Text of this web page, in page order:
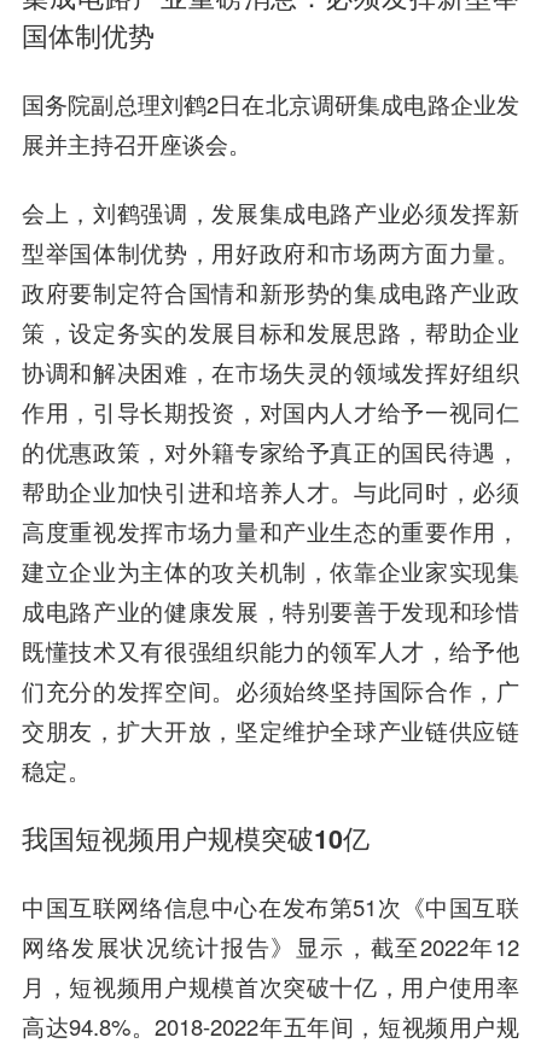
国体制优势
国务院副总理刘鹤2日在北京调研集成电路企业发
展并主持召开座谈会。
会上，刘鹤强调，发展集成电路产业必须发挥新
型举国体制优势，用好政府和市场两方面力量。
政府要制定符合国情和新形势的集成电路产业政
策，设定务实的发展目标和发展思路，帮助企业
协调和解决困难，在市场失灵的领域发挥好组织
作用，引导长期投资，对国内人才给予一视同仁
的优惠政策，对外籍专家给予真正的国民待遇，
帮助企业加快引进和培养人才。与此同时，必须
高度重视发挥市场力量和产业生态的重要作用，
建立企业为主体的攻关机制，依靠企业家实现集
成电路产业的健康发展，特别要善于发现和珍惜
既懂技术又有很强组织能力的领军人才，给予他
们充分的发挥空间。必须始终坚持国际合作，广
交朋友，扩大开放，坚定维护全球产业链供应链
稳定。
我国短视频用户规模突破10亿
中国互联网络信息中心在发布第51次《中国互联
网络发展状况统计报告》显示，截至2022年12
月，短视频用户规模首次突破十亿，用户使用率
高达94.8%。2018-2022年五年间，短视频用户规